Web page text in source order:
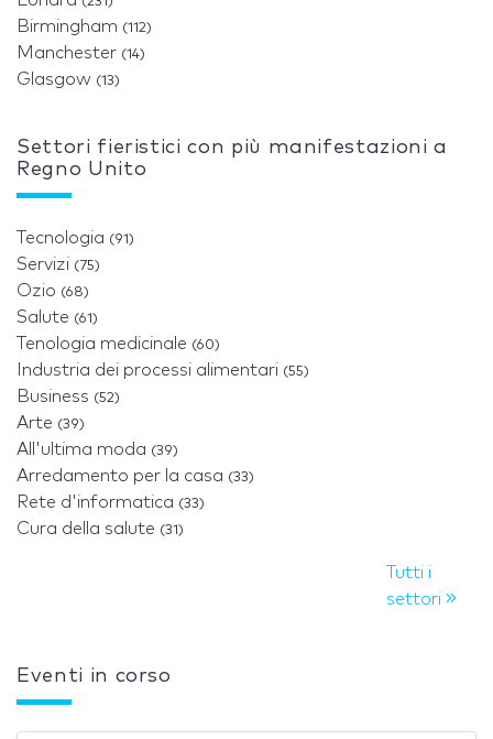
Birmingham (112)
Manchester (14)
Glasgow (13)
Settori fieristici con più manifestazioni a
Regno Unito
Tecnologia (91)
Servizi (75)
Ozio (68)
Salute (61)
Tenologia medicinale (60)
Industria dei processi alimentari (55)
Business (52)
Arte (39)
All'ultima moda (39)
Arredamento per la casa (33)
Rete d'informatica (33)
Cura della salute (31)
Tutti i
settori
Eventi in corso